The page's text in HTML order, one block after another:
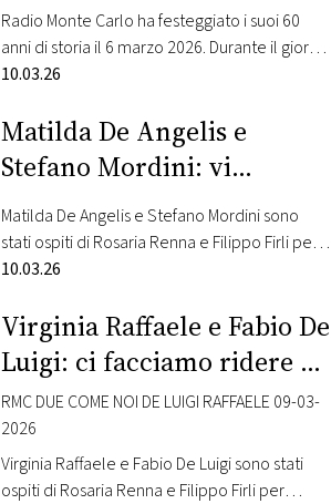
Radio Monte Carlo ha festeggiato i suoi 60
anni di storia il 6 marzo 2026. Durante il giorno
nei nostri studi si sono alternate voci di oggi e
sono susseguiti per porgere gli auguri alla loro
emittente preferita. Tra loro Luisella Berrino,
Awanagana, Max Venegoni,…
10.03.26
Matilda De Angelis e
Stefano Mordini: vi
raccontiamo il nostro film!
Matilda De Angelis e Stefano Mordini sono
stati ospiti di Rosaria Renna e Filippo Firli per
parlare del loro nuovo film “La lezione”,
Stefano Accorsi, Marlon Joubert, Eugenio
Franceschini, Lidia Liberman, Marco Maccieri.
Questa la sinossi: una giovane e brillante
avvocatessa di Trieste, dopo aver difeso con
successo…
10.03.26
Virginia Raffaele e Fabio De
Luigi: ci facciamo ridere a
vicenda!
RMC DUE COME NOI DE LUIGI RAFFAELE 09-03-
2026
Virginia Raffaele e Fabio De Luigi sono stati
ospiti di Rosaria Renna e Filippo Firli per